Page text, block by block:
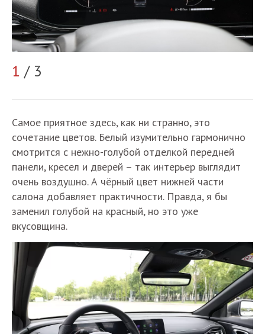
1 / 3
Самое приятное здесь, как ни странно, это
сочетание цветов. Белый изумительно гармонично
смотрится с нежно-голубой отделкой передней
панели, кресел и дверей – так интерьер выглядит
очень воздушно. А чёрный цвет нижней части
салона добавляет практичности. Правда, я бы
заменил голубой на красный, но это уже
вкусовщина.